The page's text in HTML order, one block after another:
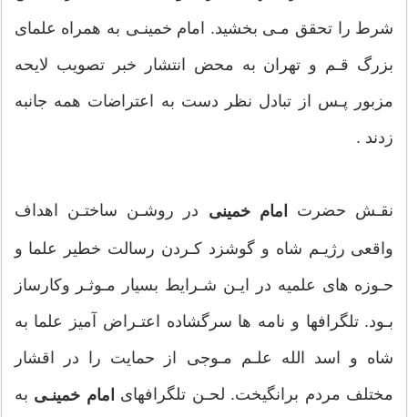
شرط را تحقق مـى بخشيد. امام خمينـى به همراه علماى
بزرگ قـم و تهران به محض انتشار خبر تصويب لايحه
مزبور پـس از تبادل نظر دست به اعتراضات همه جانبه
زدند .
نقـش حضرت امام خمینی در روشـن ساختـن اهداف
واقعى رژيـم شاه و گوشزد كـردن رسالت خطير علما و
حـوزه هاى علميه در ايـن شـرايط بسيار مـوثـر وكارساز
بـود. تلگرافها و نامه ها سرگشاده اعتـراض آميز علما به
شاه و اسد الله علـم مـوجى از حمايت را در اقشار
مختلف مردم برانگيخت. لحـن تلگرافهاى
امام خمينـى به